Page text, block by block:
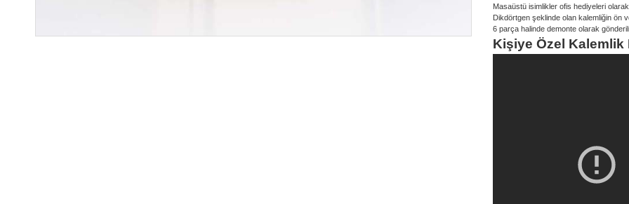
Masaüstü isimlikler ofis hediyeleri
Dikdörtgen şeklinde olan kalemliğin ön
6 parça halinde demonte olarak
Kişiye Özel Kalemlik